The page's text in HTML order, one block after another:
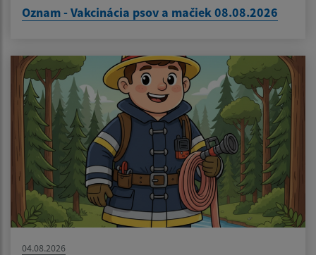
Oznam - Vakcinácia psov a mačiek 08.08.2026
04.08.2026